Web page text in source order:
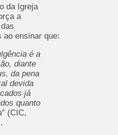
da Igreja
a
ao ensinar que:
é a
diante
da pena
devida
já
quanto
” (CIC,